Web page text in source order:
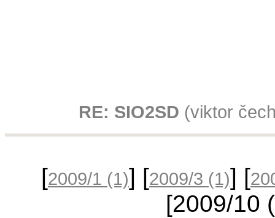
RE: SIO2SD (viktor
[2009/1 (1)] [2009/3 (1)] [
[2009/10